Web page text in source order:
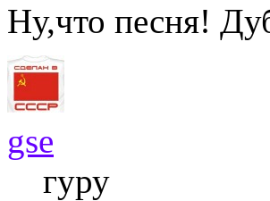
Ну,что песня!
gse
гуру